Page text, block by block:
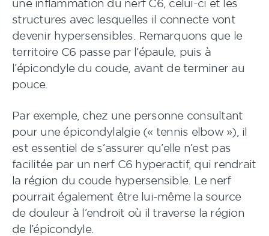
une inflammation du nerf C6, celui-ci et les
structures avec lesquelles il connecte vont
devenir hypersensibles. Remarquons que le
territoire C6 passe par l’épaule, puis à
l’épicondyle du coude, avant de terminer au
pouce.
Par exemple, chez une personne consultant
pour une épicondylalgie (« tennis elbow »), il
est essentiel de s’assurer qu’elle n’est pas
facilitée par un nerf C6 hyperactif, qui rendrait
la région du coude hypersensible. Le nerf
pourrait également être lui-même la source
de douleur à l’endroit où il traverse la région
de l’épicondyle.